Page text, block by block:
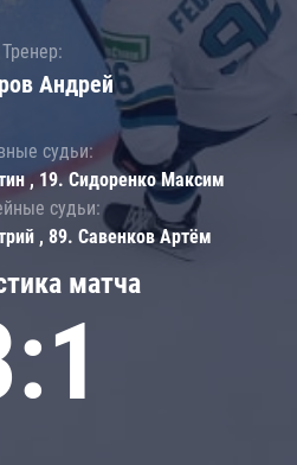
матча
Тренер:
Андрей
судьи:
, 19. Сидоренко Максим
судьи:
, 89. Савенков Артём